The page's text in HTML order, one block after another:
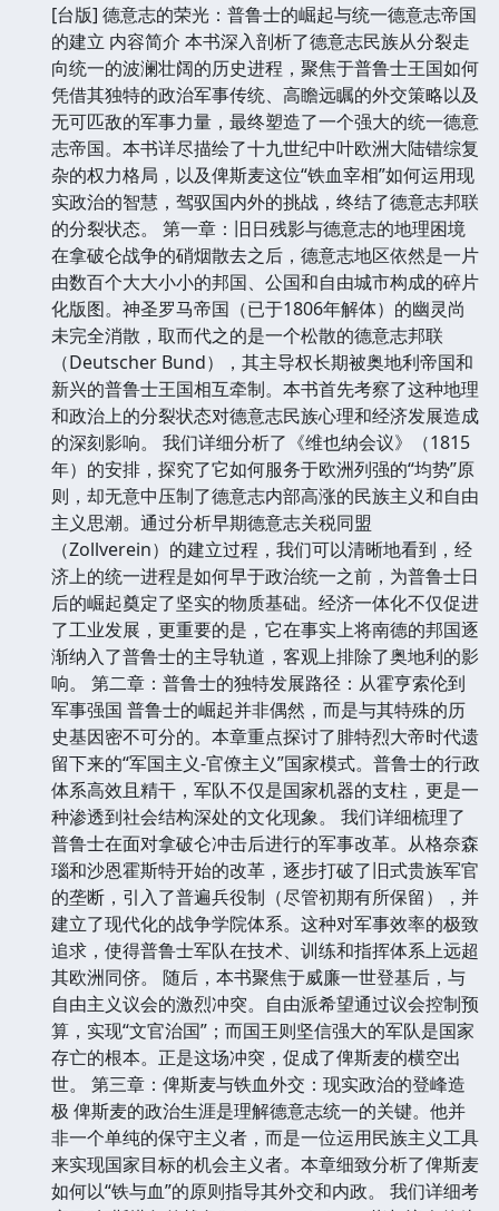
[台版] 德意志的荣光：普鲁士的崛起与统一德意志帝国
的建立 内容简介 本书深入剖析了德意志民族从分裂走
向统一的波澜壮阔的历史进程，聚焦于普鲁士王国如何
凭借其独特的政治军事传统、高瞻远瞩的外交策略以及
无可匹敌的军事力量，最终塑造了一个强大的统一德意
志帝国。本书详尽描绘了十九世纪中叶欧洲大陆错综复
杂的权力格局，以及俾斯麦这位“铁血宰相”如何运用现
实政治的智慧，驾驭国内外的挑战，终结了德意志邦联
的分裂状态。 第一章：旧日残影与德意志的地理困境
在拿破仑战争的硝烟散去之后，德意志地区依然是一片
由数百个大大小小的邦国、公国和自由城市构成的碎片
化版图。神圣罗马帝国（已于1806年解体）的幽灵尚
未完全消散，取而代之的是一个松散的德意志邦联
（Deutscher Bund），其主导权长期被奥地利帝国和
新兴的普鲁士王国相互牵制。本书首先考察了这种地理
和政治上的分裂状态对德意志民族心理和经济发展造成
的深刻影响。 我们详细分析了《维也纳会议》（1815
年）的安排，探究了它如何服务于欧洲列强的“均势”原
则，却无意中压制了德意志内部高涨的民族主义和自由
主义思潮。通过分析早期德意志关税同盟
（Zollverein）的建立过程，我们可以清晰地看到，经
济上的统一进程是如何早于政治统一之前，为普鲁士日
后的崛起奠定了坚实的物质基础。经济一体化不仅促进
了工业发展，更重要的是，它在事实上将南德的邦国逐
渐纳入了普鲁士的主导轨道，客观上排除了奥地利的影
响。 第二章：普鲁士的独特发展路径：从霍亨索伦到
军事强国 普鲁士的崛起并非偶然，而是与其特殊的历
史基因密不可分的。本章重点探讨了腓特烈大帝时代遗
留下来的“军国主义-官僚主义”国家模式。普鲁士的行政
体系高效且精干，军队不仅是国家机器的支柱，更是一
种渗透到社会结构深处的文化现象。 我们详细梳理了
普鲁士在面对拿破仑冲击后进行的军事改革。从格奈森
瑙和沙恩霍斯特开始的改革，逐步打破了旧式贵族军官
的垄断，引入了普遍兵役制（尽管初期有所保留），并
建立了现代化的战争学院体系。这种对军事效率的极致
追求，使得普鲁士军队在技术、训练和指挥体系上远超
其欧洲同侪。 随后，本书聚焦于威廉一世登基后，与
自由主义议会的激烈冲突。自由派希望通过议会控制预
算，实现“文官治国”；而国王则坚信强大的军队是国家
存亡的根本。正是这场冲突，促成了俾斯麦的横空出
世。 第三章：俾斯麦与铁血外交：现实政治的登峰造
极 俾斯麦的政治生涯是理解德意志统一的关键。他并
非一个单纯的保守主义者，而是一位运用民族主义工具
来实现国家目标的机会主义者。本章细致分析了俾斯麦
如何以“铁与血”的原则指导其外交和内政。 我们详细考